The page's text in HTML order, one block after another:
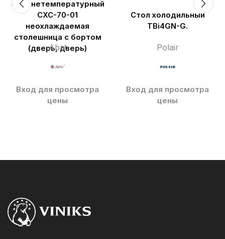
среднетемпературный
СХС-70-01
неохлаждаемая
столешница с бортом
(дверь, дверь)
Abat
Вход для просмотра
цены
Стол холодильный
TBi4GN-G.
Polair
Вход для просмотра
цены